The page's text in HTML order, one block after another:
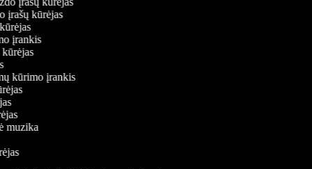
įrašų kūrėjas
įrankis
kūrėjas
kūrimo įrankis
muzika